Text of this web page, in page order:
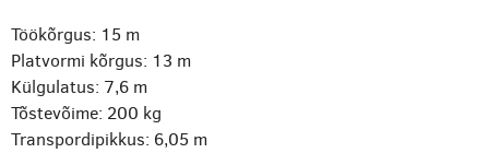
Töökõrgus: 15 m
Platvormi kõrgus: 13 m
Külgulatus: 7,6 m
Tõstevõime: 200 kg
Transpordipikkus: 6,05 m